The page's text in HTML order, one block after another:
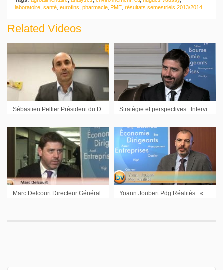
laboratoire santé eurofins pharmacie PME résultats semestriels 2013/2014
Related Videos
Sébastien Peltier Président du Directoire Valbiotis : « Pouvoir répliquer le modèle » Stratégie et perspectives : Interview Marc Delcourt Pdg Global Bioenergies